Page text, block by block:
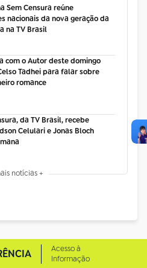
Sem Censura reúne
nacionais da nova geração da
na TV Brasil
com o Autor deste domingo
Tadhei para falar sobre
romance
da TV Brasil, recebe
Celulari e Jonas Bloch
notícias +
Acesso à
Informação